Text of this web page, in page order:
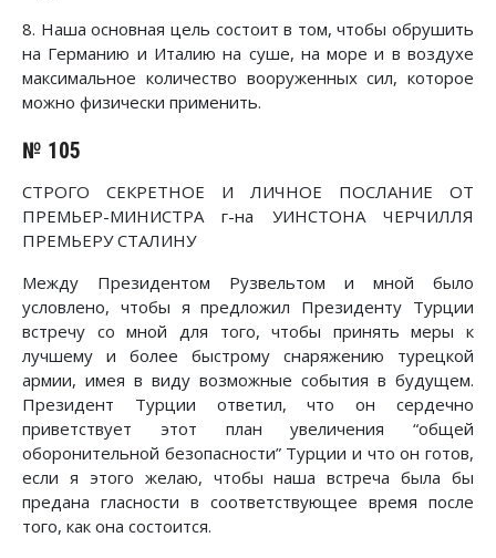
8. Наша основная цель состоит в том, чтобы обрушить
на Германию и Италию на суше, на море и в воздухе
максимальное количество вооруженных сил, которое
можно физически применить.
№ 105
СТРОГО СЕКРЕТНОЕ И ЛИЧНОЕ ПОСЛАНИЕ ОТ
ПРЕМЬЕР-МИНИСТРА г-на УИНСТОНА ЧЕРЧИЛЛЯ
ПРЕМЬЕРУ СТАЛИНУ
Между Президентом Рузвельтом и мной было
условлено, чтобы я предложил Президенту Турции
встречу со мной для того, чтобы принять меры к
лучшему и более быстрому снаряжению турецкой
армии, имея в виду возможные события в будущем.
Президент Турции ответил, что он сердечно
приветствует этот план увеличения “общей
оборонительной безопасности” Турции и что он готов,
если я этого желаю, чтобы наша встреча была бы
предана гласности в соответствующее время после
того, как она состоится.